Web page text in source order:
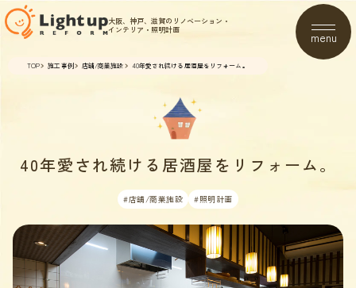
大阪、神戸、滋賀のリノベーション・
インテリア・照明計画
menu
TOP 施工事例 店舗/商業施設 40年愛され続ける居酒屋をリフォーム。
40年愛され続ける居酒屋をリフォーム。
#店舗/商業施設 #照明計画